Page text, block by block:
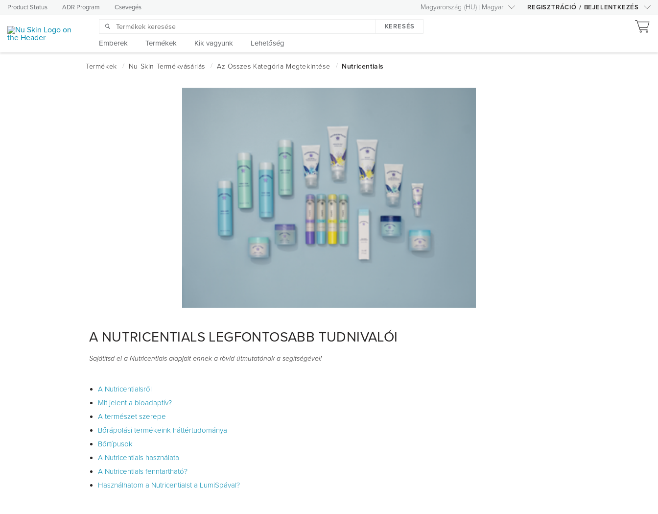
Product Status ADR Program Csevegés Magyarország (HU) Magyar REGISZTRÁCIÓ / BEJELENTKEZÉS
KERESÉS
Emberek Termékek Kik vagyunk Lehetőség
A NUTRICENTIALS LEGFONTOSABB TUDNIVALÓI
Sajátítsd el a Nutricentials alapjait ennek a rövid útmutatónak a segítségével!
A Nutricentialsről
Mit jelent a bioadaptív?
A természet szerepe
Bőrápolási termékeink háttértudománya
Bőrtípusok
A Nutricentials használata
A Nutricentials fenntartható?
Használhatom a Nutricentialst a LumiSpával?